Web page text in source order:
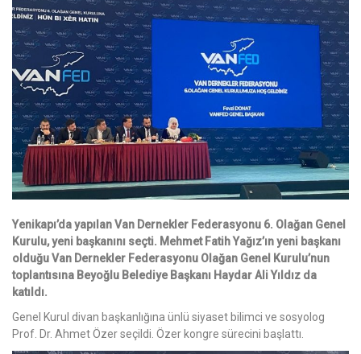
Yenikapı’da yapılan Van Dernekler Federasyonu 6. Olağan Genel
Kurulu, yeni başkanını seçti. Mehmet Fatih Yağız’ın yeni başkanı
olduğu Van Dernekler Federasyonu Olağan Genel Kurulu’nun
toplantısına Beyoğlu Belediye Başkanı Haydar Ali Yıldız da
katıldı.
Genel Kurul divan başkanlığına ünlü siyaset bilimci ve sosyolog
Prof. Dr. Ahmet Özer seçildi. Özer kongre sürecini başlattı.